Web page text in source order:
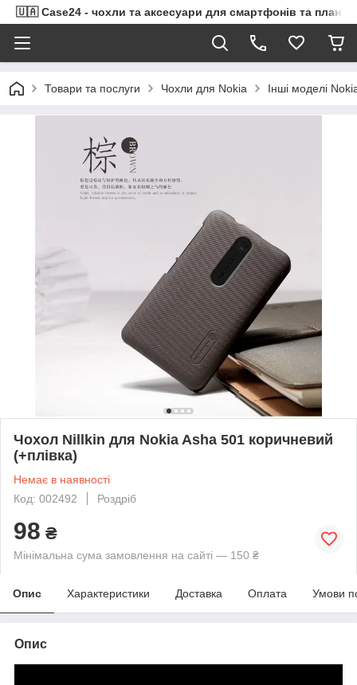
🇺🇦 Case24 - чохли та аксесуари для смартфонів та
Товари та послуги Чохли для Nokia Інші моделі
Чохол Nillkin для Nokia Asha 501 коричневий
(+плівка)
Немає в наявності
Код: 002492
Роздріб
98 ₴
Мінімальна сума замовлення на сайті — 150 ₴
Опис Характеристики Доставка Оплата Умови
Опис